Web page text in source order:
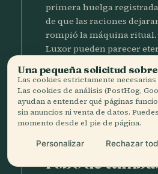
primera huelga
de que las raciones
rompió la máquina ritual.
Luxor pueden parecer
mal genio y una idea
Estado había dejado de
local_fire_department 1111 A. C.
Estallan los
robo de
Una pequeña solicitud
Las cookies estrictamente
Las cookies de análisis (PostHog,
ayudan a entender qué páginas
sin anuncios ni venta de datos.
momento desde el pie de página.
Personalizar Rechazar